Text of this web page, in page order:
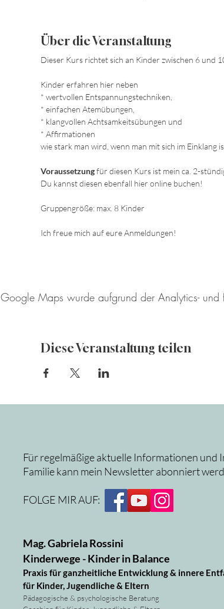
Über die Veranstaltung
Dieser Kurs richtet sich an Kinder zwischen 6 und
Kinder erfahren hier neben
* wertvollen Entspannungstechniken,
* einfachen Atemübungen,
* klangvollen Achtsamkeitsübungen und
* Affirmationen
wie stark man wird, wenn man mit sich im Einklang
Voraussetzungfür diesen Kurs ist mein ca. 2-
Du kannst diesen ebenfall hier online buchen!
Gruppengröße: max. 8 Kinder
Ich freue mich auf eure Anmeldungen!
Google Maps wurde aufgrund der Analytics- und
Diese Veranstaltung teilen
Für regelmäßige aktuelle Informationen und
Familie kann mein Newsletter abonniert
FOLGE MIR AUF:
Mag. Gabriela Rossini
Kinderwege - Kinder in Balance
Praxis für ganzheitliche Entwicklung & innere
für Kinder, Jugendliche & Eltern
Pädagogische & psychologische Beratung